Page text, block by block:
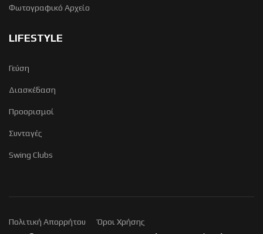
Φωτογραφικό Αρχείο
LIFESTYLE
Γεύση
Διασκέδαση
Προορισμοί
Συνταγές
Swing Clubs
Πολιτική Απορρήτου
Όροι Χρήσης